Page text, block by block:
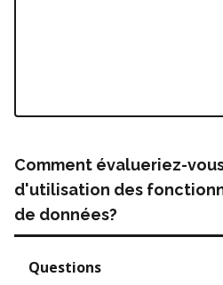
Comment évalueriez-
d'utilisation des
de données?
Questions